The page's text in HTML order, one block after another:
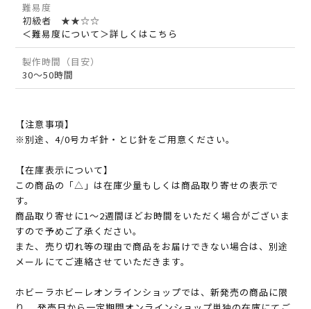
難易度
初級者 ★★☆☆
＜難易度について＞詳しくはこちら
製作時間（目安）
30～50時間
【注意事項】
※別途、4/0号カギ針・とじ針をご用意ください。
【在庫表示について】
この商品の「△」は在庫少量もしくは商品取り寄せの表示で
す。
商品取り寄せに1～2週間ほどお時間をいただく場合がございま
すので予めご了承ください。
また、売り切れ等の理由で商品をお届けできない場合は、別途
メールにてご連絡させていただきます。
ホビーラホビーレオンラインショップでは、新発売の商品に限